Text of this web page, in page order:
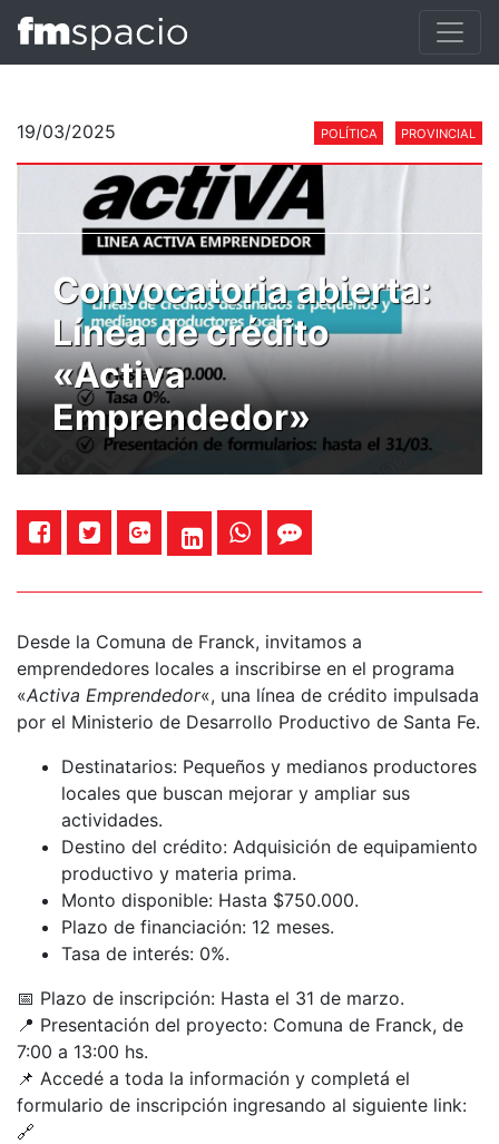
19/03/2025 POLÍTICA PROVINCIAL
Convocatoria abierta:
Línea de crédito
«Activa
Emprendedor»
Desde la Comuna de Franck, invitamos a
emprendedores locales a inscribirse en el programa
«Activa Emprendedor«, una línea de crédito impulsada
por el Ministerio de Desarrollo Productivo de Santa Fe.
Destinatarios: Pequeños y medianos productores
locales que buscan mejorar y ampliar sus
actividades.
Destino del crédito: Adquisición de equipamiento
productivo y materia prima.
Monto disponible: Hasta $750.000.
Plazo de financiación: 12 meses.
Tasa de interés: 0%.
📅 Plazo de inscripción: Hasta el 31 de marzo.
📍 Presentación del proyecto: Comuna de Franck, de
7:00 a 13:00 hs.
📌 Accedé a toda la información y completá el
formulario de inscripción ingresando al siguiente link:
🔗